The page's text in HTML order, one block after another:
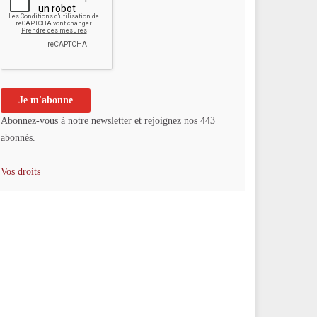
Abonnez-vous à notre newsletter et rejoignez nos 443
abonnés.
Vos droits